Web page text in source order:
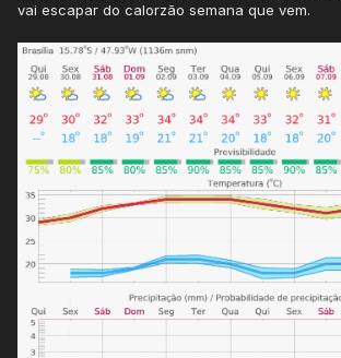
vai escapar do calorzão semana que vem.